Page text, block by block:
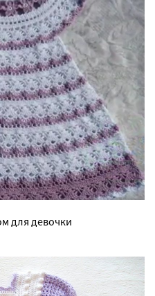
для девочки